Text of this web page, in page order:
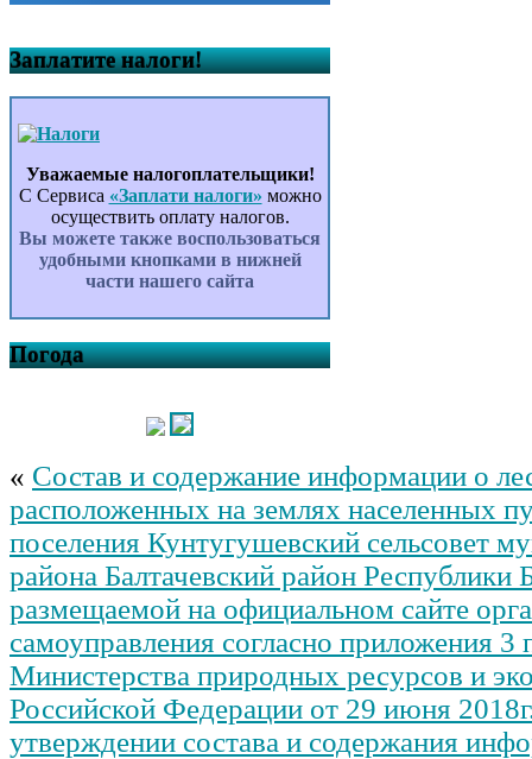
Заплатите налоги!
Уважаемые налогоплательщики!
С Сервиса «Заплати налоги» можно
осуществить оплату налогов.
Вы можете также воспользоваться
удобными кнопками в нижней
части нашего сайта
Погода
« Состав и содержание информации о
расположенных на землях населенных
поселения Кунтугушевский сельсовет
района Балтачевский район Республики
размещаемой на официальном сайте
самоуправления согласно приложения 3
Министерства природных ресурсов и
Российской Федерации от 29 июня
утверждении состава и содержания